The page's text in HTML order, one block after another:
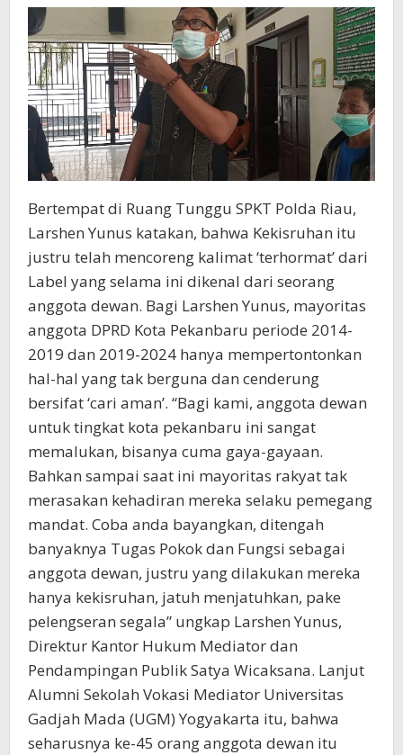
Bertempat di Ruang Tunggu SPKT Polda Riau,
Larshen Yunus katakan, bahwa Kekisruhan itu
justru telah mencoreng kalimat ‘terhormat’ dari
Label yang selama ini dikenal dari seorang
anggota dewan. Bagi Larshen Yunus, mayoritas
anggota DPRD Kota Pekanbaru periode 2014-
2019 dan 2019-2024 hanya mempertontonkan
hal-hal yang tak berguna dan cenderung
bersifat ‘cari aman’. “Bagi kami, anggota dewan
untuk tingkat kota pekanbaru ini sangat
memalukan, bisanya cuma gaya-gayaan.
Bahkan sampai saat ini mayoritas rakyat tak
merasakan kehadiran mereka selaku pemegang
mandat. Coba anda bayangkan, ditengah
banyaknya Tugas Pokok dan Fungsi sebagai
anggota dewan, justru yang dilakukan mereka
hanya kekisruhan, jatuh menjatuhkan, pake
pelengseran segala” ungkap Larshen Yunus,
Direktur Kantor Hukum Mediator dan
Pendampingan Publik Satya Wicaksana. Lanjut
Alumni Sekolah Vokasi Mediator Universitas
Gadjah Mada (UGM) Yogyakarta itu, bahwa
seharusnya ke-45 orang anggota dewan itu